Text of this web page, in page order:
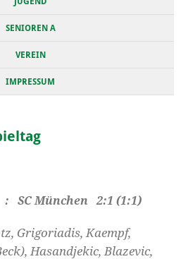
SENIOREN A
VEREIN
IMPRESSUM
SC München 2:1 (1:1)
Grigoriadis, Kaempf,
Hasandjekic, Blazevic,